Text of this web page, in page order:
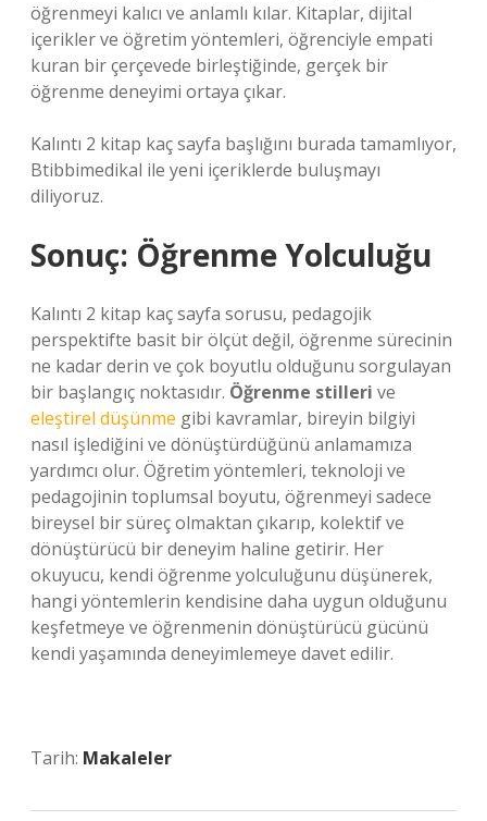
öğrenmeyi kalıcı ve anlamlı kılar. Kitaplar, dijital
içerikler ve öğretim yöntemleri, öğrenciyle empati
kuran bir çerçevede birleştiğinde, gerçek bir
öğrenme deneyimi ortaya çıkar.
Kalıntı 2 kitap kaç sayfa başlığını burada tamamlıyor,
Btibbimedikal ile yeni içeriklerde buluşmayı
diliyoruz.
Sonuç: Öğrenme Yolculuğu
Kalıntı 2 kitap kaç sayfa sorusu, pedagojik
perspektifte basit bir ölçüt değil, öğrenme sürecinin
ne kadar derin ve çok boyutlu olduğunu sorgulayan
bir başlangıç noktasıdır. Öğrenme stilleri ve
eleştirel düşünme gibi kavramlar, bireyin bilgiyi
nasıl işlediğini ve dönüştürdüğünü anlamamıza
yardımcı olur. Öğretim yöntemleri, teknoloji ve
pedagojinin toplumsal boyutu, öğrenmeyi sadece
bireysel bir süreç olmaktan çıkarıp, kolektif ve
dönüştürücü bir deneyim haline getirir. Her
okuyucu, kendi öğrenme yolculuğunu düşünerek,
hangi yöntemlerin kendisine daha uygun olduğunu
keşfetmeye ve öğrenmenin dönüştürücü gücünü
kendi yaşamında deneyimlemeye davet edilir.
Tarih: Makaleler